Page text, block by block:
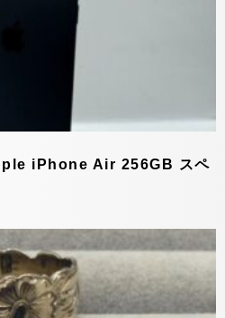
iPhone Air 256GB スペ